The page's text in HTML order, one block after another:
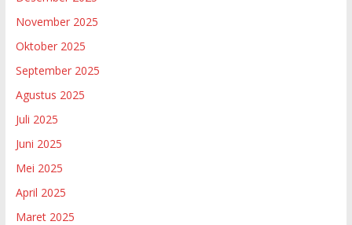
November 2025
Oktober 2025
September 2025
Agustus 2025
Juli 2025
Juni 2025
Mei 2025
April 2025
Maret 2025